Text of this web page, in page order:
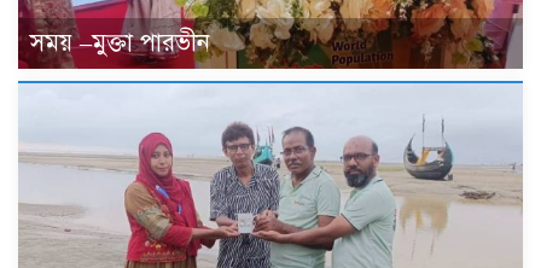
সময় –মুক্তা পারভীন